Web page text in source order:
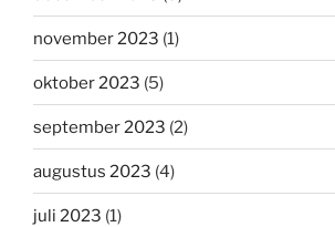
november 2023 (1)
oktober 2023 (5)
september 2023 (2)
augustus 2023 (4)
juli 2023 (1)